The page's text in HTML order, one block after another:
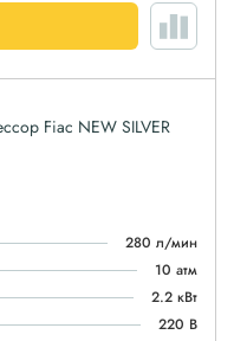
Fiac NEW SILVER
280 л/мин
10 атм
2.2 кВт
220 В